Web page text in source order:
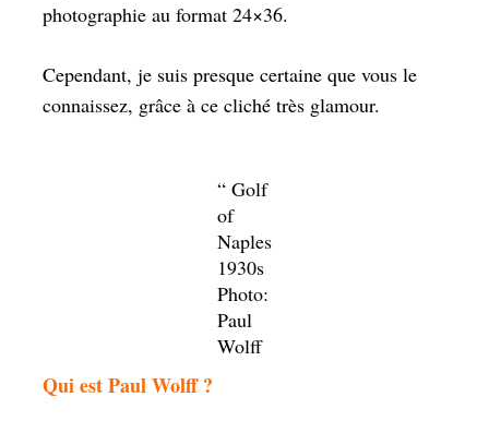
photographie au format 24×36.
Cependant, je suis presque certaine que vous le
connaissez, grâce à ce cliché très glamour.
“ Golf
of
Naples
1930s
Photo:
Paul
Wolff
Qui est Paul Wolff ?